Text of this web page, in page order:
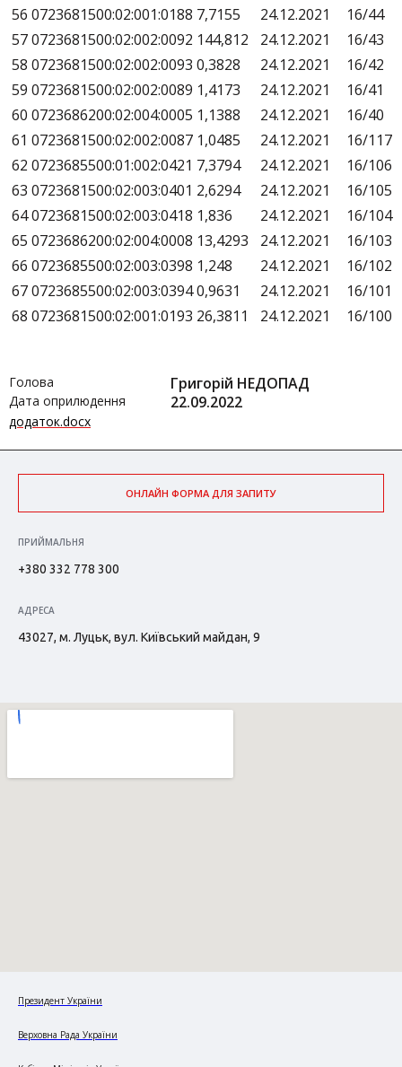
56 0723681500:02:001:0188 7,7155 24.12.2021
16/44
570723681500:02:002:0092 144,812 24.12.2021
16/43
58 0723681500:02:002:0093 0,3828 24.12.2021
16/42
59 0723681500:02:002:0089 1,4173 24.12.2021
16/41
60 0723686200:02:004:0005 1,1388 24.12.2021
16/40
61 0723681500:02:002:0087 1,0485 24.12.2021
16/117
62 0723685500:01:002:0421 7,3794 24.12.2021
16/106
63 0723681500:02:003:0401 2,6294 24.12.2021
16/105
640723681500:02:003:0418 1,836 24.12.2021
16/104
65 0723686200:02:004:0008 13,4293 24.12.2021
16/103
66 0723685500:02:003:0398 1,248 24.12.2021
16/102
670723685500:02:003:03940,9631 24.12.2021
16/101
68 0723681500:02:001:0193 26,3811 24.12.2021 16/100
додаток.docx
Голова Григорій НЕДОПАД
Дата оприлюдення 22.09.2022
ОНЛАЙН ФОРМА ДЛЯ ЗАПИТУ
ПРИЙМАЛЬНЯ
+380 332 778 300
АДРЕСА
43027, м. Луцьк, вул. Київський майдан, 9
Президент України
Верховна Рада України